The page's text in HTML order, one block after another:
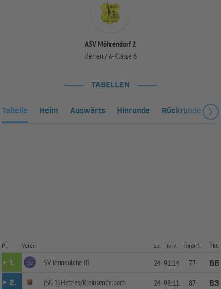
ASV Möhrendorf 2
Herren / A-Klasse 6
TABELLEN
Tabelle Heim Auswärts Hinrunde Rückrunde
Pl. Verein Sp. Torv. Tordiff. Pkt.
1. SV Tennenlohe III 24 91:14 77
66
2.
(SG 1) Hetzles/Kleinsendelbach 24 98:11 87
63